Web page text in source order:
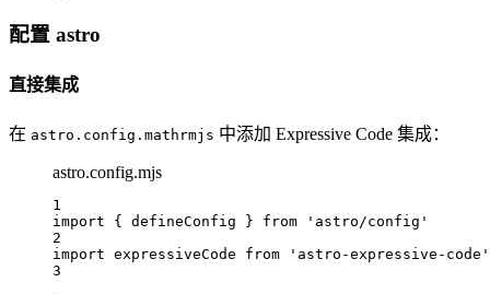
配置 astro
直接集成
在 astro.config.mathrmjs 中添加 Expressive Code 集成：
astro.config.mjs
1
import { defineConfig } from
'astro/config'
2
import expressiveCode from
'astro-expressive-code'
3